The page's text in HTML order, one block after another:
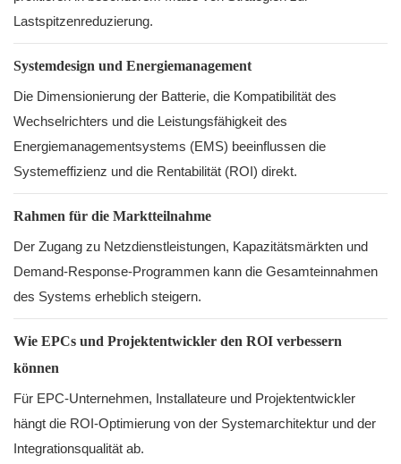
Lastspitzenreduzierung.
Systemdesign und Energiemanagement
Die Dimensionierung der Batterie, die Kompatibilität des
Wechselrichters und die Leistungsfähigkeit des
Energiemanagementsystems (EMS) beeinflussen die
Systemeffizienz und die Rentabilität (ROI) direkt.
Rahmen für die Marktteilnahme
Der Zugang zu Netzdienstleistungen, Kapazitätsmärkten und
Demand-Response-Programmen kann die Gesamteinnahmen
des Systems erheblich steigern.
Wie EPCs und Projektentwickler den ROI verbessern
können
Für EPC-Unternehmen, Installateure und Projektentwickler
hängt die ROI-Optimierung von der Systemarchitektur und der
Integrationsqualität ab.